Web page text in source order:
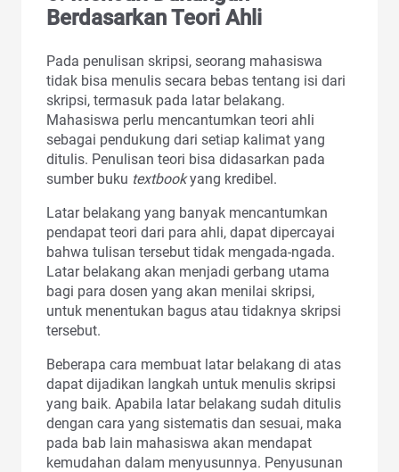
Berdasarkan Teori Ahli
Pada penulisan skripsi, seorang mahasiswa
tidak bisa menulis secara bebas tentang isi dari
skripsi, termasuk pada latar belakang.
Mahasiswa perlu mencantumkan teori ahli
sebagai pendukung dari setiap kalimat yang
ditulis. Penulisan teori bisa didasarkan pada
sumber buku textbookyang kredibel.
Latar belakang yang banyak mencantumkan
pendapat teori dari para ahli, dapat dipercayai
bahwa tulisan tersebut tidak mengada-ngada.
Latar belakang akan menjadi gerbang utama
bagi para dosen yang akan menilai skripsi,
untuk menentukan bagus atau tidaknya skripsi
tersebut.
Beberapa cara membuat latar belakang di atas
dapat dijadikan langkah untuk menulis skripsi
yang baik. Apabila latar belakang sudah ditulis
dengan cara yang sistematis dan sesuai, maka
pada bab lain mahasiswa akan mendapat
kemudahan dalam menyusunnya. Penyusunan